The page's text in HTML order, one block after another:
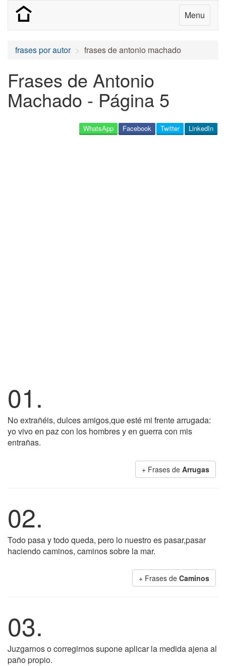
Menu
frases por autor frases de antonio machado
Frases de Antonio
Machado - Página 5
LinkedIn
Twitter
Facebook
WhatsApp
01.
No extrañéis, dulces amigos,que esté mi frente arrugada:
yo vivo en paz con los hombres y en guerra con mis
entrañas.
+ Frases de Arrugas
02.
Todo pasa y todo queda, pero lo nuestro es pasar,pasar
haciendo caminos, caminos sobre la mar.
+ Frases de Caminos
03.
Juzgarnos o corregirnos supone aplicar la medida ajena al
paño propio.